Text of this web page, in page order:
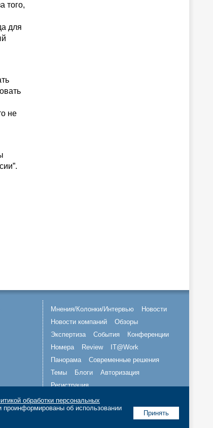
того,
для
не
Мнения/Колонки/Интервью
Новости
Новости компаний
Обзоры
Экспертиза
События
Конференции
Номера
Review
IT@Work
Панорама
Современные решения
Темы
Блоги
Авторизация
Регистрация
Подписывайтесь на нас
Принять
обработки персональных
об использовании